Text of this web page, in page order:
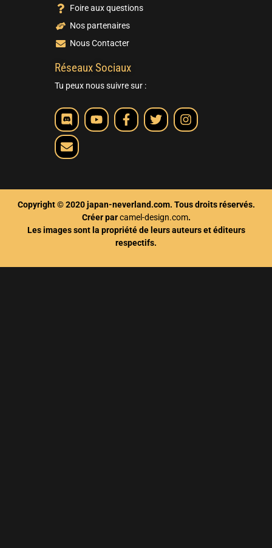
Foire aux questions
Nos partenaires
Nous Contacter
Réseaux Sociaux
Tu peux nous suivre sur :
Copyright © 2020 japan-neverland.com. Tous droits réservés.
Créer parcamel-design.com.
Les images sont la propriété de leurs auteurs et éditeurs
respectifs.